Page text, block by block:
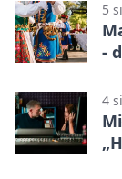
5
-
4